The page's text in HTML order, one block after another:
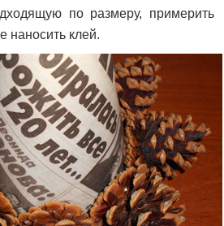
по размеру, примерить
наносить клей.